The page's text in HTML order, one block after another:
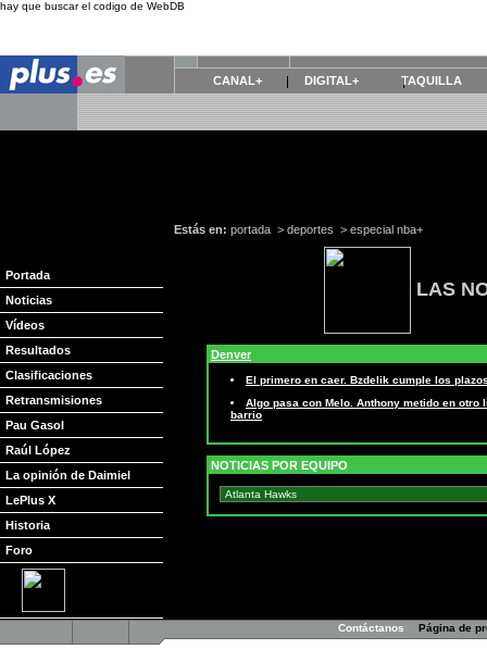
hay que buscar el codigo de WebDB
CANAL+ DIGITAL+ TAQUILLA
Portada
Noticias
Vídeos
Resultados
Clasificaciones
Retransmisiones
Pau Gasol
Raúl López
La opinión de Daimiel
LePlus X
Historia
Foro
Estás en: portada > deportes > especial nba+
LAS
Denver
El primero en caer. Bzdelik cumple los
Algo pasa con Melo. Anthony metido en
barrio
NOTICIAS POR EQUIPO
Contáctanos Página de